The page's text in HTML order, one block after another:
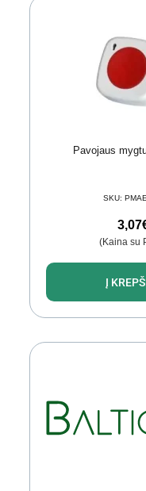
Pavojaus
SKU:
3,07
(Kaina su
Į